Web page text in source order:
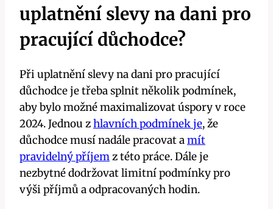
uplatnění slevy na dani pro
pracující důchodce?
Při uplatnění slevy na dani pro pracující
důchodce je třeba splnit několik podmínek,
aby bylo možné maximalizovat úspory v roce
2024. Jednou zhlavních podmínek je, že
důchodce musí nadále pracovat amít
pravidelný příjemz této práce. Dále je
nezbytné dodržovat limitní podmínky pro
výši příjmů a odpracovaných hodin.